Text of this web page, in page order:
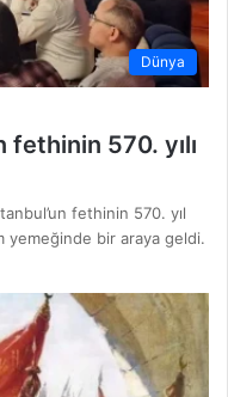
Dünya
fethinin 570. yılı
fethinin 570. yıl
yemeğinde bir araya geldi.